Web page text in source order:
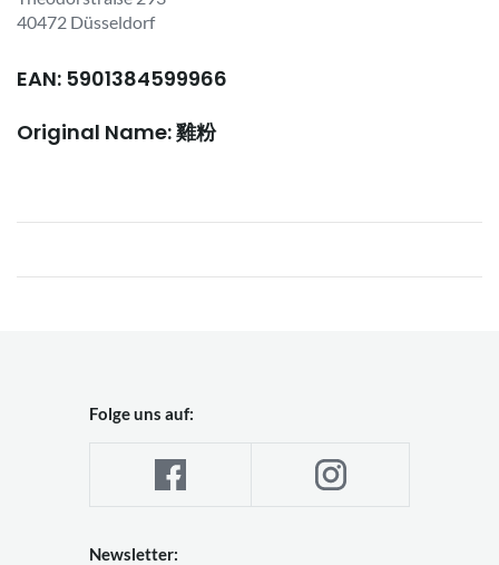
40472 Düsseldorf
EAN: 5901384599966
Original Name: 雞粉
Folge uns auf:
Newsletter: